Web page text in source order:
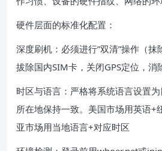
硬件层面的标准化配置：
深度刷机：必须进行”双清”操作（抹
拔除国内SIM卡，关闭GPS定位，消
时区与语言：严格将系统语言设置
所在地保持一致。美国市场用英语+
亚市场用当地语言+对应时区